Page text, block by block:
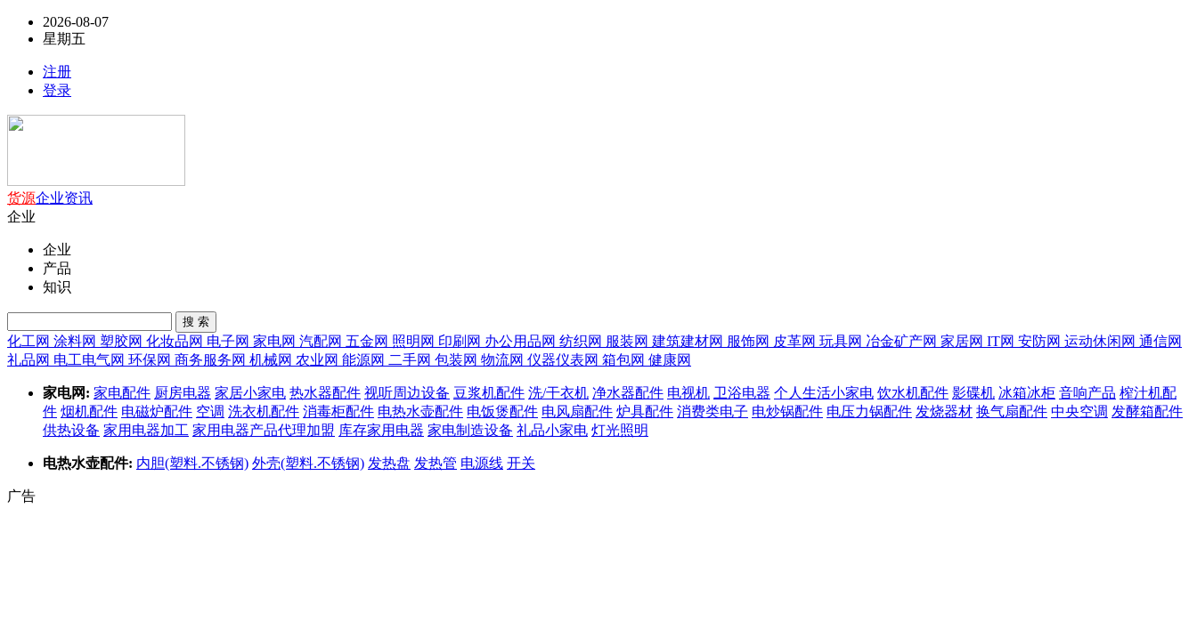
2026-08-07
星期五
注册
登录
货源企业资讯
企业
企业
产品
知识
搜 索
化工网 涂料网 塑胶网 化妆品网 电子网 家电网 汽配网 五金网 照明网 印刷网 办公用品网 纺织网 服装网 建筑建材网 服饰网 皮革网 玩具网 冶金矿产网 家居网 IT网 安防网 运动休闲网 通信网
礼品网 电工电气网 环保网 商务服务网 机械网 农业网 能源网 二手网 包装网 物流网 仪器仪表网 箱包网 健康网
家电网: 家电配件 厨房电器 家居小家电 热水器配件 视听周边设备 豆浆机配件 洗/干衣机 净水器配件 电视机 卫浴电器 个人生活小家电 饮水机配件 影碟机 冰箱冰柜 音响产品 榨汁机配
件 烟机配件 电磁炉配件 空调 洗衣机配件 消毒柜配件 电热水壶配件 电饭煲配件 电风扇配件 炉具配件 消费类电子 电炒锅配件 电压力锅配件 发烧器材 换气扇配件 中央空调 发酵箱配件
供热设备 家用电器加工 家用电器产品代理加盟 库存家用电器 家电制造设备 礼品小家电 灯光照明
电热水壶配件: 内胆(塑料.不锈钢) 外壳(塑料.不锈钢) 发热盘 发热管 电源线 开关
广告